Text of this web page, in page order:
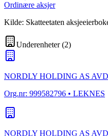
Ordinære aksjer
Kilde: Skatteetaten
Underenheter(2)
NORDLY HOLDING AS
Org.nr: 999582796 • LEKNES
NORDLY HOLDING AS